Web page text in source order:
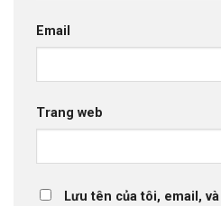
Email
Trang web
Lưu tên của tôi, email,